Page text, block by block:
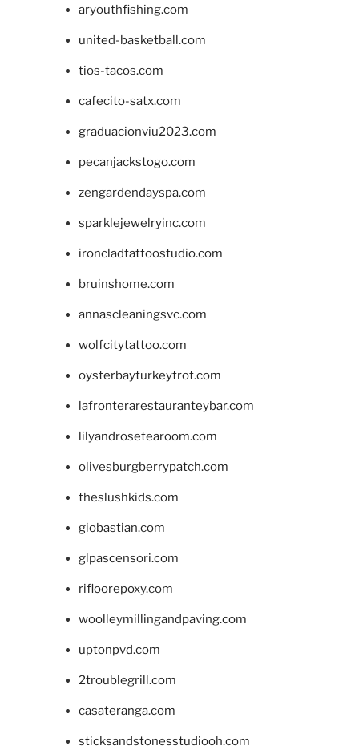
aryouthfishing.com
united-basketball.com
tios-tacos.com
cafecito-satx.com
graduacionviu2023.com
pecanjackstogo.com
zengardendayspa.com
sparklejewelryinc.com
ironcladtattoostudio.com
bruinshome.com
annascleaningsvc.com
wolfcitytattoo.com
oysterbayturkeytrot.com
lafronterarestauranteybar.com
lilyandrosetearoom.com
olivesburgberrypatch.com
theslushkids.com
giobastian.com
glpascensori.com
rifloorepoxy.com
woolleymillingandpaving.com
uptonpvd.com
2troublegrill.com
casateranga.com
sticksandstonesstudiooh.com